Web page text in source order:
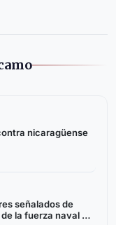
nicaragüense
señalados de
la fuerza naval en